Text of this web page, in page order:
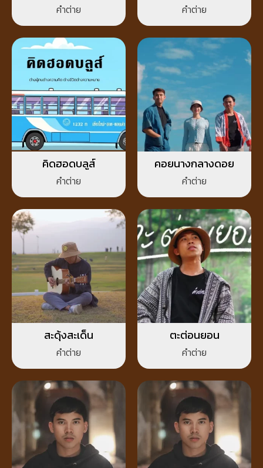
คำต่าย คำต่าย
คิดฮอดบลูส์
คำต่าย
คอยนางกลางดอย
คำต่าย
สะดุ้งสะเด็น
คำต่าย
ตะต่อนยอน
คำต่าย